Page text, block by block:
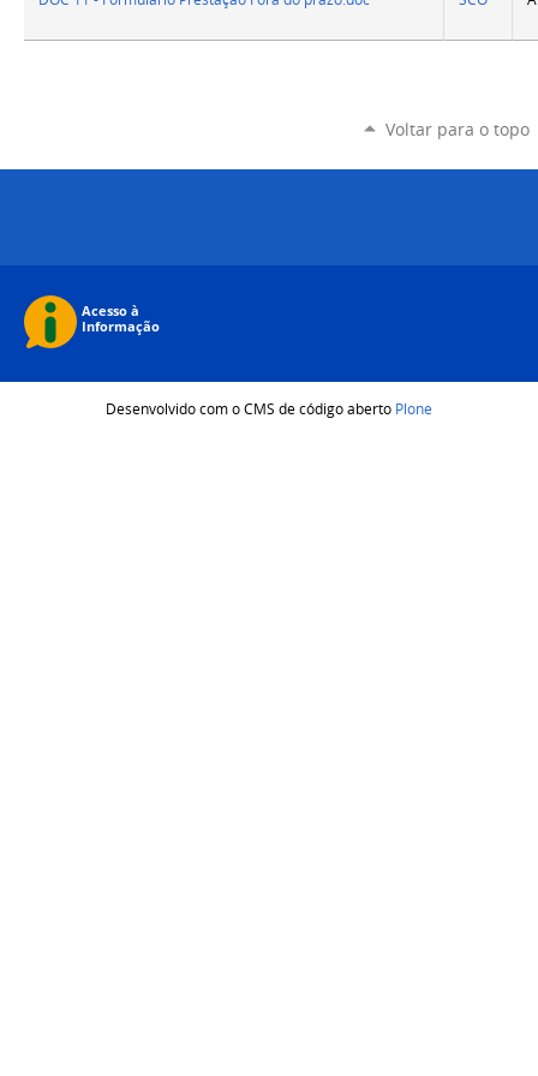
Voltar para o topo
Desenvolvido com o CMS de código aberto Plone